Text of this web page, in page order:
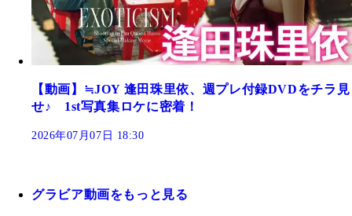
【動画】≒JOY 逢田珠里依、週プレ付録DVDをチラ見
せ♪ 1st写真集ロケに密着！
2026年07月07日 18:30
グラビア動画をもっと見る